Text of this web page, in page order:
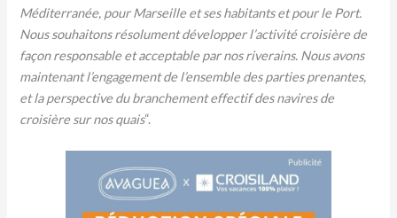
Méditerranée, pour Marseille et ses habitants et pour le Port.
Nous souhaitons résolument développer l’activité croisière de
façon responsable et acceptable par nos riverains. Nous avons
maintenant l’engagement de l’ensemble des parties prenantes,
et la perspective du branchement effectif des navires de
croisière sur nos quais“.